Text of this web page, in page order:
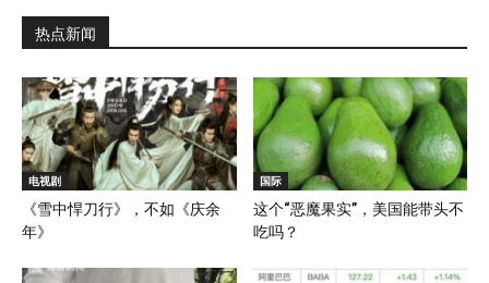
热点新闻
电视剧
《雪中悍刀行》，不如《庆余
年》
国际
这个“恶魔果实”，美国能带头不
吃吗？